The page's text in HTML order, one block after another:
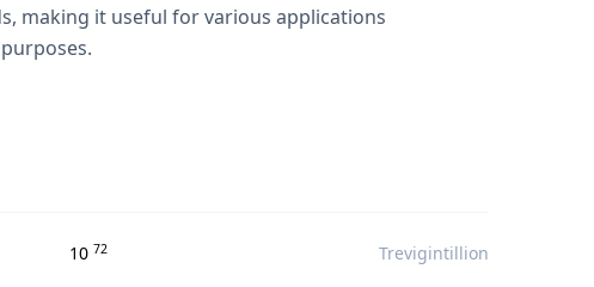
making it useful for various applications
1072 Trevigintillion